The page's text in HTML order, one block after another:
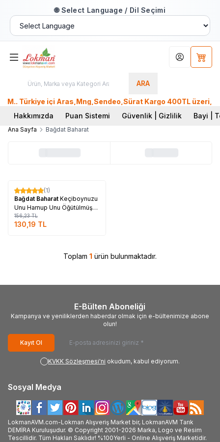
🌐 Select Language / Dil Seçimi
ARA
Hesabım
içi Aras,Mng,Sendeo,Sürat Kargo 400TL üzeri, Ptt
Hakkımızda
Puan Sistemi Güvenlik | Gizlilik Bayi |
Ana Sayfa Bağdat Baharat
%17
(1)
Bağdat Baharat Keçiboynuzu
Unu Harnup Unu Öğütülmüş
Doğal 1000 Gr Paket
156,23TL
130,19 TL
Toplam 1 ürün bulunmaktadır.
E-Bülten Aboneliği
Kampanya ve yeniliklerden haberdar olmak için e-bültenimize abone
olun!
Kayıt Ol
KVKK Sözleşmesi'ni okudum, kabul ediyorum.
Sosyal Medya
LokmanAVM.com-Lokman Alışveriş Market bir, LokmanAVM Tarık
DEMİRA Kuruluşudur. © Copyright 2001-2026 Marka, Logo ve Resim
Tescillidir. Tüm Hakları Saklıdır! %100Yerli - Online Alışveriş Marketidir.